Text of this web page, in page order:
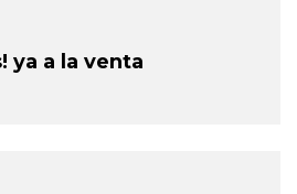
ya a la venta